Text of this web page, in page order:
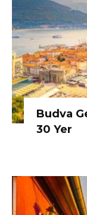
Budva
30 Yer